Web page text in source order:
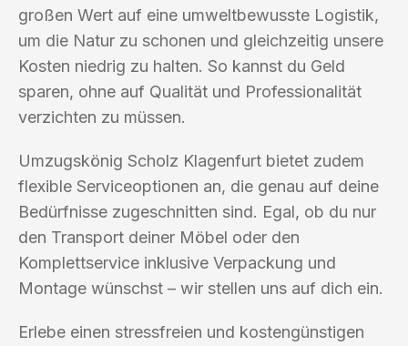
großen Wert auf eine umweltbewusste Logistik,
um die Natur zu schonen und gleichzeitig unsere
Kosten niedrig zu halten. So kannst du Geld
sparen, ohne auf Qualität und Professionalität
verzichten zu müssen.
Umzugskönig Scholz Klagenfurt bietet zudem
flexible Serviceoptionen an, die genau auf deine
Bedürfnisse zugeschnitten sind. Egal, ob du nur
den Transport deiner Möbel oder den
Komplettservice inklusive Verpackung und
Montage wünschst – wir stellen uns auf dich ein.
Erlebe einen stressfreien und kostengünstigen